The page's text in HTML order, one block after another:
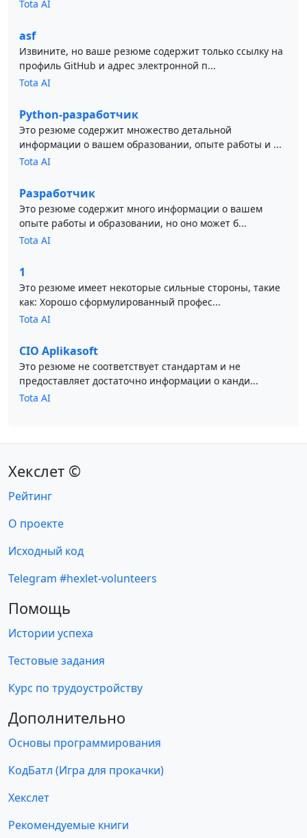
Tota AI
asf
Извините, но ваше резюме содержит только ссылку на
профиль GitHub и адрес электронной п...
Tota AI
Python-разработчик
Это резюме содержит множество детальной
информации о вашем образовании, опыте работы и ...
Tota AI
Разработчик
Это резюме содержит много информации о вашем
опыте работы и образовании, но оно может б...
Tota AI
1
Это резюме имеет некоторые сильные стороны, такие
как: Хорошо сформулированный профес...
Tota AI
CIO Aplikasoft
Это резюме не соответствует стандартам и не
предоставляет достаточно информации о канди...
Tota AI
Хекслет ©
Рейтинг
О проекте
Исходный код
Telegram #hexlet-volunteers
Помощь
Истории успеха
Тестовые задания
Курс по трудоустройству
Дополнительно
Основы программирования
КодБатл (Игра для прокачки)
Хекслет
Рекомендуемые книги